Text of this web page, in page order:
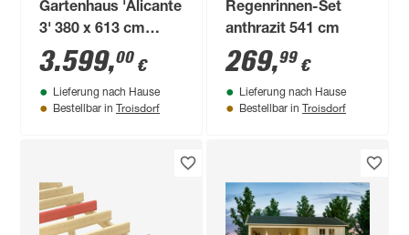
Gartenhaus 'Alicante
3' 380 x 613 cm
fichtefarben
3.599,00 €
Lieferung nach Hause
Bestellbar in Troisdorf
Regenrinnen-Set
anthrazit 541 cm
269,99 €
Lieferung nach Hause
Bestellbar in Troisdorf